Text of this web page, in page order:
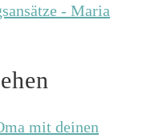
- Maria
mit deinen